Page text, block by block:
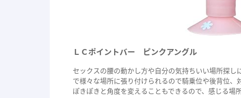
ＬＣポイントバー ピンクアングル
セックスの腰の動かし方や自分の気持ちいい場所探
で様々な場所に張り付けられるので騎乗位や後背位、
ぽきぽきと角度を変えることもできるので、感じる場